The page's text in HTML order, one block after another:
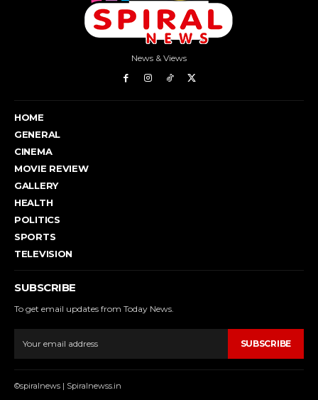
News & Views
HOME
GENERAL
CINEMA
MOVIE REVIEW
GALLERY
HEALTH
POLITICS
SPORTS
TELEVISION
SUBSCRIBE
To get email updates from Today News.
SUBSCRIBE
©spiralnews | Spiralnewss.in